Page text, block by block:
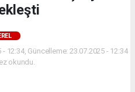
12:34, Güncelleme: 23.07.2025 - 12:34
okundu.